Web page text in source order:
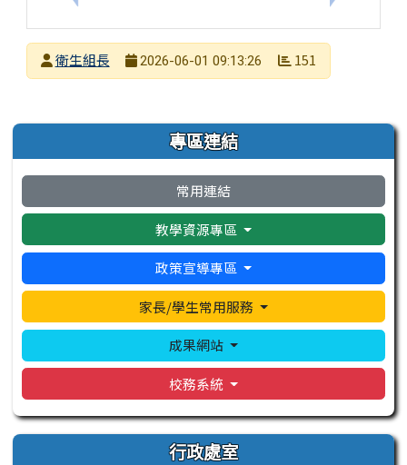
發布者
衛生組長
2026-06-01 09:13:26 151
左邊區域內容 專區連結
常用連結
教學資源專區
政策宣導專區
家長/學生常用服務
成果網站
校務系統
行政處室